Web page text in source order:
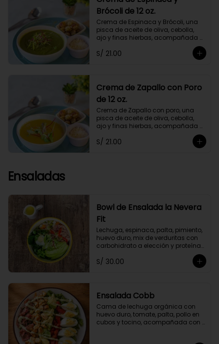
Brócoli de 12 oz.
Crema de Espinaca y Brócoli, una
pisca de aceite de oliva, cebolla,
ajo y finas hierbas, acompañada
madre. No contiene papa ni
S/ 21.00
Crema de Zapallo con Poro
de 12 oz.
Crema de Zapallo con poro, una
pisca de aceite de oliva, cebolla,
ajo y finas hierbas, acompañada
madre. No contiene papa ni
S/ 21.00
Ensaladas
Bowl de Ensalada la Nevera
Fit
Lechuga, espinaca, palta, pimiento,
huevo duro, mix de verduritas con
carbohidrato a elección y proteína
selecionada. Con aliño La Nevera Fit
S/ 30.00
Ensalada Cobb
Cama de lechuga orgánica con
huevo duro, tomate, palta, pollo en
cubos y tocino, acompañada con